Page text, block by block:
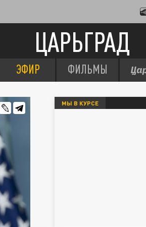
ЦАРЬГРАД
ЭФИР ФИЛЬМЫ
МЫ В КУРСЕ